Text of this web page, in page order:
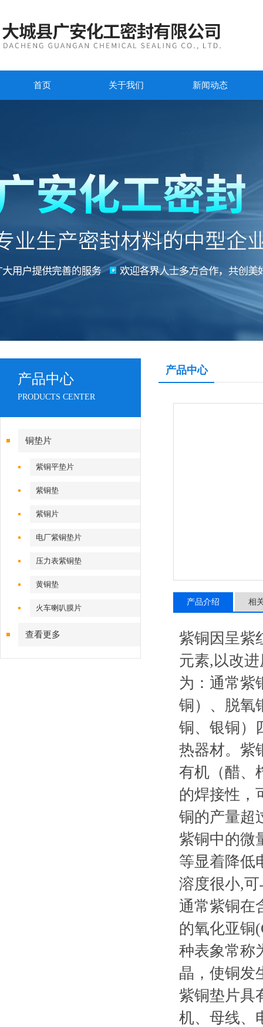
首页 关于我们 新闻动态
产品中心
PRODUCTS CENTER
铜垫片
紫铜平垫片
紫铜垫
紫铜片
电厂紫铜垫片
压力表紫铜垫
黄铜垫
火车喇叭膜片
查看更多
产品中心
产品介绍 相
紫铜因呈紫
元素,以改
为：通常紫
铜）、脱氧
铜、银铜）
热器材。紫
有机（醋、
的焊接性，
铜的产量超
紫铜中的微
等显着降低
溶度很小,
通常紫铜在
的氧化亚铜
种表象常称
晶，使铜发
紫铜垫片具
机、母线、